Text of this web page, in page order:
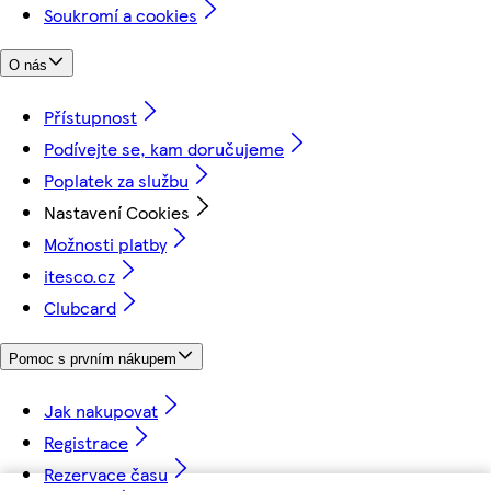
Soukromí a cookies
O nás
Přístupnost
Podívejte se, kam doručujeme
Poplatek za službu
Nastavení Cookies
Možnosti platby
itesco.cz
Clubcard
Pomoc s prvním nákupem
Jak nakupovat
Registrace
Rezervace času